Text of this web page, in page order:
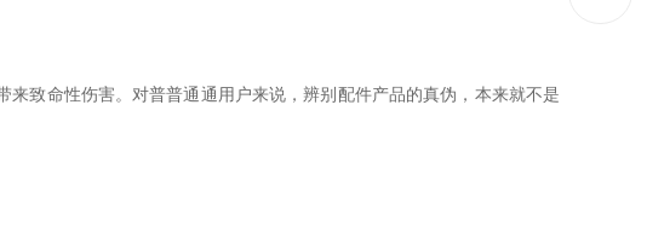
致命性伤害。对普普通通用户来说，辨别配件产品的真伪，本来就不是